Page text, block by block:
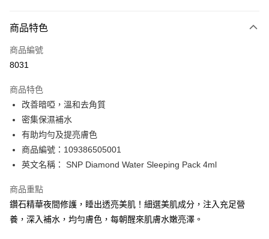
信用卡
Apple Pay
PayMe
WeChat Pay
BoC Pay
順豐自助櫃 - 確認發貨後1-3個工作天送達
每筆HK$65.00，滿HK$300.00或以上免運費
商品特色
商品編號
8031
商品特色
改善暗啞，溫和去角質
密集保濕補水
有助均勻及提亮膚色
商品編號：109386505001
英文名稱： SNP Diamond Water Sleeping Pack 4ml
商品重點
鑽石精華夜間修護，睡出透亮美肌！細選美肌成分，注入充足營
養，深入補水，均勻膚色，每朝醒來肌膚水嫩亮澤。